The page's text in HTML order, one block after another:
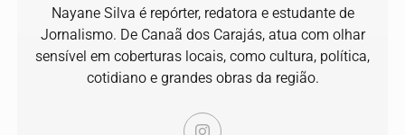
Nayane Silva é repórter, redatora e estudante de
Jornalismo. De Canaã dos Carajás, atua com olhar
sensível em coberturas locais, como cultura, política,
cotidiano e grandes obras da região.